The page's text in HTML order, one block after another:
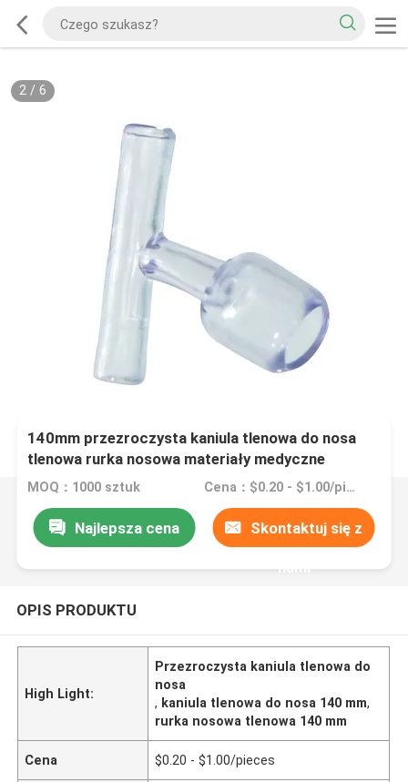
2/ 6
140mm przezroczysta kaniula tlenowa do nosa
tlenowa rurka nosowa materiały medyczne
MOQ：1000 sztuk Cena：$0.20 - $1.00/pieces
Najlepsza cena Skontaktuj się z
nami
OPIS PRODUKTU
High Light:
Przezroczysta kaniula tlenowa do
nosa
, kaniula tlenowa do nosa 140 mm,
rurka nosowa tlenowa 140 mm
Cena $0.20 - $1.00/pieces